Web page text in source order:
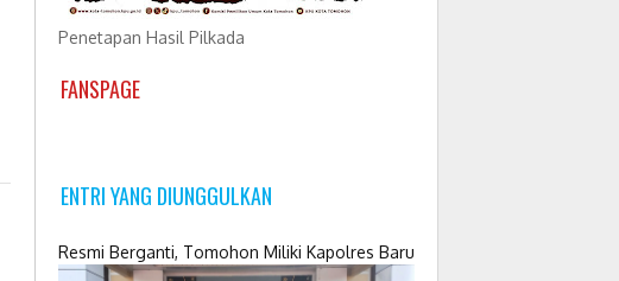
Penetapan Hasil Pilkada
FANSPAGE
ENTRI YANG DIUNGGULKAN
Resmi Berganti, Tomohon Miliki Kapolres Baru